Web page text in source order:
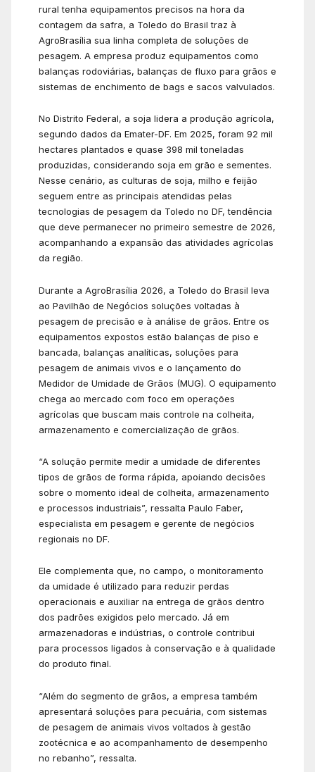
rural tenha equipamentos precisos na hora da
contagem da safra, a Toledo do Brasil traz à
AgroBrasília sua linha completa de soluções de
pesagem. A empresa produz equipamentos como
balanças rodoviárias, balanças de fluxo para grãos e
sistemas de enchimento de bags e sacos valvulados.
No Distrito Federal, a soja lidera a produção agrícola,
segundo dados da Emater-DF. Em 2025, foram 92 mil
hectares plantados e quase 398 mil toneladas
produzidas, considerando soja em grão e sementes.
Nesse cenário, as culturas de soja, milho e feijão
seguem entre as principais atendidas pelas
tecnologias de pesagem da Toledo no DF, tendência
que deve permanecer no primeiro semestre de 2026,
acompanhando a expansão das atividades agrícolas
da região.
Durante a AgroBrasília 2026, a Toledo do Brasil leva
ao Pavilhão de Negócios soluções voltadas à
pesagem de precisão e à análise de grãos. Entre os
equipamentos expostos estão balanças de piso e
bancada, balanças analíticas, soluções para
pesagem de animais vivos e o lançamento do
Medidor de Umidade de Grãos (MUG). O equipamento
chega ao mercado com foco em operações
agrícolas que buscam mais controle na colheita,
armazenamento e comercialização de grãos.
“A solução permite medir a umidade de diferentes
tipos de grãos de forma rápida, apoiando decisões
sobre o momento ideal de colheita, armazenamento
e processos industriais”, ressalta Paulo Faber,
especialista em pesagem e gerente de negócios
regionais no DF.
Ele complementa que, no campo, o monitoramento
da umidade é utilizado para reduzir perdas
operacionais e auxiliar na entrega de grãos dentro
dos padrões exigidos pelo mercado. Já em
armazenadoras e indústrias, o controle contribui
para processos ligados à conservação e à qualidade
do produto final.
“Além do segmento de grãos, a empresa também
apresentará soluções para pecuária, com sistemas
de pesagem de animais vivos voltados à gestão
zootécnica e ao acompanhamento de desempenho
no rebanho”, ressalta.